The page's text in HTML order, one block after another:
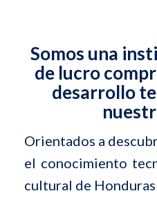
Somos una
de lucro
desarrollo
Orientados a
el conocimiento
cultural de